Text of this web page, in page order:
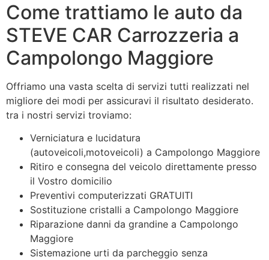
Come trattiamo le auto da
STEVE CAR Carrozzeria a
Campolongo Maggiore
Offriamo una vasta scelta di servizi tutti realizzati nel
migliore dei modi per assicuravi il risultato desiderato.
tra i nostri servizi troviamo:
Verniciatura e lucidatura
(autoveicoli,motoveicoli) a Campolongo Maggiore
Ritiro e consegna del veicolo direttamente presso
il Vostro domicilio
Preventivi computerizzati GRATUITI
Sostituzione cristalli a Campolongo Maggiore
Riparazione danni da grandine a Campolongo
Maggiore
Sistemazione urti da parcheggio senza